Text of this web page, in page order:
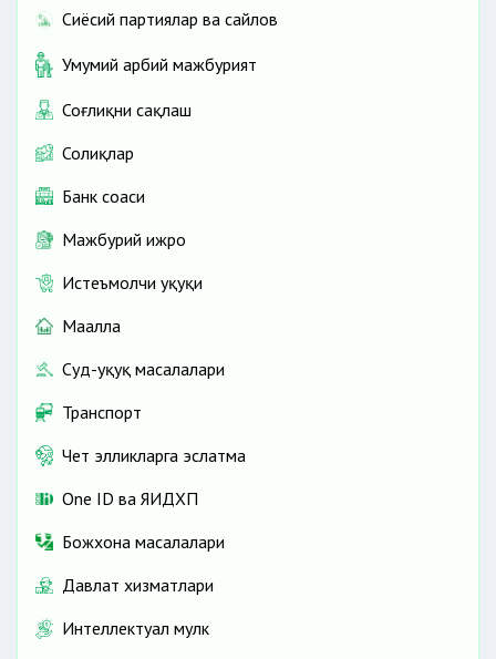
Сиёсий партиялар ва сайлов
Умумий ҳарбий мажбурият
Соғлиқни сақлаш
Солиқлар
Банк соҳаси
Мажбурий ижро
Истеъмолчи ҳуқуқи
Маҳалла
Суд-ҳуқуқ масалалари
Транспорт
Чет элликларга эслатма
One ID ва ЯИДХП
Божхона масалалари
Давлат хизматлари
Интеллектуал мулк